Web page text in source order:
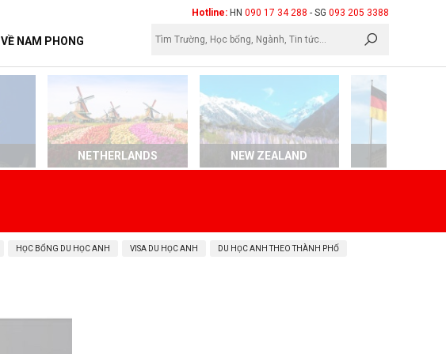
Hotline: HN 090 17 34 288 - SG 093 205 3388
VỀ NAM PHONG
NETHERLANDS NEW ZEALAND
HỌC BỔNG DU HỌC ANH VISA DU HỌC ANH DU HỌC ANH THEO THÀNH PHỐ